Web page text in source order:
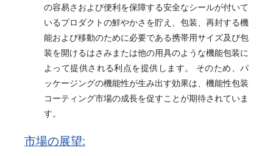
の容易さおよび便利を保障する安全なシールが付いて
いるプロダクトの鮮やかさを貯え、包装、再封する機
能および移動のために必要である携帯用サイズ及び包
装を開けるはさみまたは他の用具のような機能包装に
よって提供される利点を提供します。 そのため、パ
ッケージングの機能性が生み出す効果は、機能性包装
コーティング市場の成長を促すことが期待されていま
す。
市場の展望: